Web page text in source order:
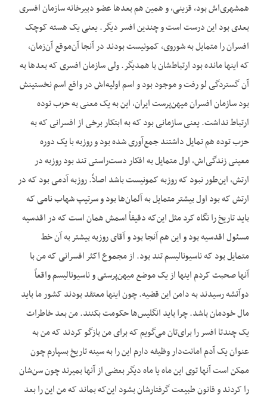
همشهری‌اش بود، قزینی، و همین هم بعدها عضو دبیرخانه سازمان افسری
بعدی بود این درست است و چندین افسر دیگر. یعنی یک هسته کوچک
افسران را متمایل به شوروی، کمونیست بودند در آنجا آن‌موقع آن‌زمان،
که اینها مانده بود ارتباط‌شان با همدیگر. ولی سازمان افسری که بعدها به
آن گستردگی لو رفت و موجود بود و اسم اولیه‌اش در واقع اسم نخستینش
بود سازمان افسران میهن‌پرست ایران، این به یک معنی به حزب توده
ارتباط نداشت. یعنی سازمانی بود که به ابتکار برخی از افسرانی که به
حزب توده هم تمایل داشتند جمع‌آوری شده بود و روزبه با یک دوره
معینی زندگی‌اش، اول متمایل به افکار دست‌راستی تند بود روزبه در
ارتش، این‌طور نبود که روزبه کمونیست باشد اصلاً. روزبه آدمی بود که در
ارتش که بود اول بیشتر متمایل به آلمان‌ها بود و سرتیپ شهاب نامی که
باید تاریخ را نگاه کرد مثل این‌که دقیقاً اسمش همان است که در اقدسیه
مسئول اقدسیه بود و این هم آنجا بود و آقای روزبه بیشتر به آن خط
متمایل بود که ناسیونالیسم تند بود. از مجموع اکثر افسرانی که من با
آنها صحبت کردم اینها از یک موضع میهن‌پرستی و ناسیونالیسم واقعاً
دوآتشه رسیدند به دامن این قضیه. چون اینها معتقد بودند کشور ما باید
مال خودمان باشد. چرا باید انگلیس‌ها حکومت بکنند. من بعد خاطرات
یک چندتا افسر را برای‌تان می‌گویم که برای من بازگو کردند که من به
عنوان یک آدم امانت‌دار وظیفه‌ دارم این را به سینه تاریخ بسپارم چون
ممکن است آنها توی این ماه یا ماه دیگر بعضی از آنها بمیرند چون سن‌شان
را کردند و قانون طبیعت گرفتارشان بشود این‌که بماند که من این را بعد